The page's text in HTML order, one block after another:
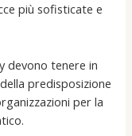
più sofisticate e
devono tenere in
predisposizione
per la